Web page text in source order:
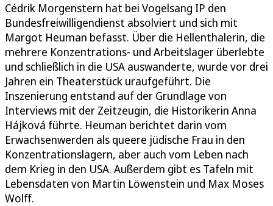
Cédrik Morgenstern hat bei Vogelsang IP den
Bundesfreiwilligendienst absolviert und sich mit
Margot Heuman befasst. Über die Hellenthalerin, die
mehrere Konzentrations- und Arbeitslager überlebte
und schließlich in die USA auswanderte, wurde vor drei
Jahren ein Theaterstück uraufgeführt. Die
Inszenierung entstand auf der Grundlage von
Interviews mit der Zeitzeugin, die Historikerin Anna
Hájková führte. Heuman berichtet darin vom
Erwachsenwerden als queere jüdische Frau in den
Konzentrationslagern, aber auch vom Leben nach
dem Krieg in den USA. Außerdem gibt es Tafeln mit
Lebensdaten von Martin Löwenstein und Max Moses
Wolff.